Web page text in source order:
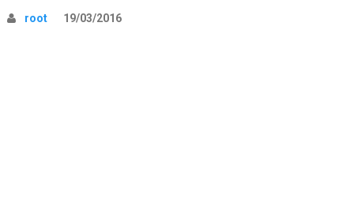
root 19/03/2016